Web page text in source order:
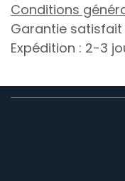
Conditions
Garantie
Expédition : 2-3